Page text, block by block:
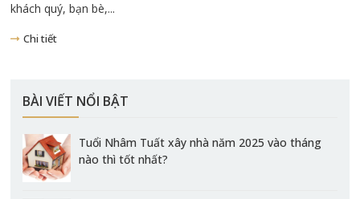
khách quý, bạn bè,...
Chi tiết
BÀI VIẾT NỔI BẬT
Tuổi Nhâm Tuất xây nhà năm 2025 vào tháng
nào thì tốt nhất?